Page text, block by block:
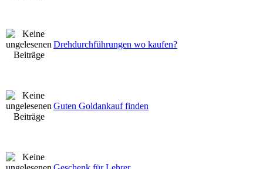
Drehdurchführungen wo kaufen?
Guten Goldankauf finden